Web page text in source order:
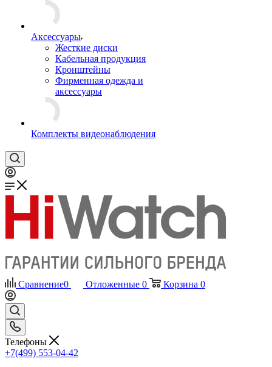
Аксессуары
Жесткие диски
Кабельная продукция
Кронштейны
Фирменная одежда и
аксессуары
Комплекты видеонаблюдения
Сравнение0 Отложенные 0 Корзина 0
Телефоны
+7(499) 553-04-42